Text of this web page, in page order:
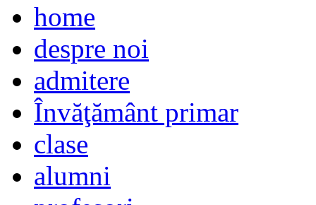
home
despre noi
admitere
Învăţământ primar
clase
alumni